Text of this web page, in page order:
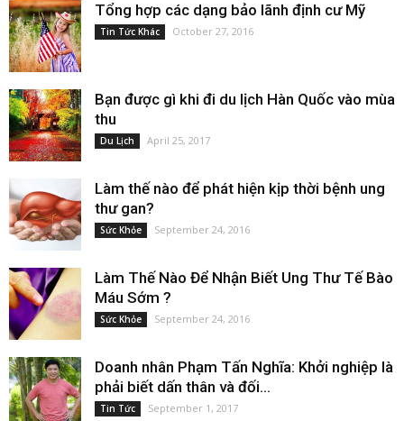
Tổng hợp các dạng bảo lãnh định cư Mỹ
Tin Tức Khác October 27, 2016
Bạn được gì khi đi du lịch Hàn Quốc vào mùa
thu
Du Lịch April 25, 2017
Làm thế nào để phát hiện kịp thời bệnh ung
thư gan?
Sức Khỏe September 24, 2016
Làm Thế Nào Để Nhận Biết Ung Thư Tế Bào
Máu Sớm ?
Sức Khỏe September 24, 2016
Doanh nhân Phạm Tấn Nghĩa: Khởi nghiệp là
phải biết dấn thân và đối...
Tin Tức September 1, 2017